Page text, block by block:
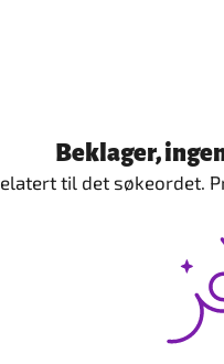
Beklager,
til det søkeordet.